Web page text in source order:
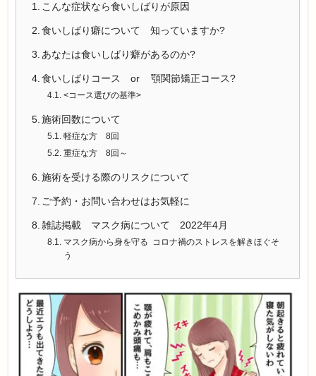
こんな症状なら食いしばりが原因
食いしばり癖について 知っていますか?
あなたは食いしばり癖があるのか?
食いしばりコース or 顎関節矯正コース?
<コース選びの基準>
施術回数について
軽症な方 8回
重症な方 8回～
施術を受ける際のリスクについて
ご予約・お問い合わせはお気軽に
雑誌掲載 マスク病について 2022年4月
マスク病から身を守る コロナ禍のストレスを解きほぐそ
う